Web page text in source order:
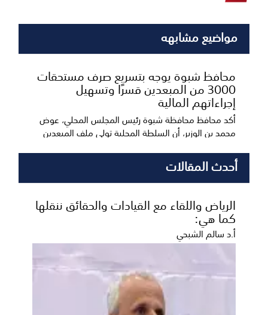
مواضيع مشابهه
محافظ شبوة يوجه بتسريع صرف مستحقات
3000 من المبعدين قسرًا وتسهيل
إجراءاتهم المالية
أكد محافظ محافظة شبوة رئيس المجلس المحلي، عوض
محمد بن الوزير، أن السلطة المحلية تولي ملف المبعدين
أحدث المقالات
الرياض واللقاء مع القيادات والحقائق ننقلها
كما هي:
أ.د سالم الشبحي